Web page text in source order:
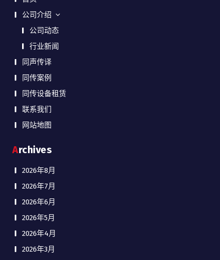
公司介绍
公司动态
行业新闻
同声传译
同传案例
同传设备租赁
联系我们
网站地图
Archives
2026年8月
2026年7月
2026年6月
2026年5月
2026年4月
2026年3月